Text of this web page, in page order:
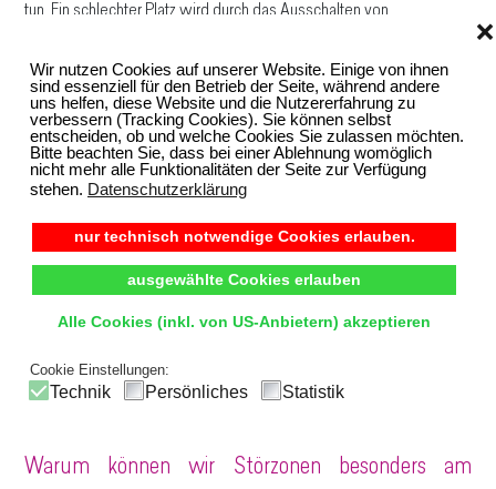
Wir nutzen Cookies auf unserer Website. Einige von ihnen
sind essenziell für den Betrieb der Seite, während andere
uns helfen, diese Website und die Nutzererfahrung zu
verbessern (Tracking Cookies). Sie können selbst
entscheiden, ob und welche Cookies Sie zulassen möchten.
Bitte beachten Sie, dass bei einer Ablehnung womöglich
nicht mehr alle Funktionalitäten der Seite zur Verfügung
stehen. Datenschutzerklärung
nur technisch notwendige Cookies erlauben.
ausgewählte Cookies erlauben
Alle Cookies (inkl. von US-Anbietern) akzeptieren
❌
Cookie Einstellungen:
Technik Persönliches Statistik
tun. Ein schlechter Platz wird durch das Ausschalten von
fest: „Schlechte Plätze machen krank.“
Was sind Erdstrahlen?
Strahlen, die beispielsweise von Wasseradern, Gesteinsbrüchen
Erdstrahlen sind natürliche Strahlen, die unser Leben auf der Erde
beeinflussen. Unter bestimmten Voraussetzungen können diese
beispielsweise auftreten, wenn sich das Bett auf einer Wasserader
befindet.
Warum können wir Störzonen besonders am